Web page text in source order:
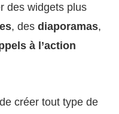
des widgets plus
, des diaporamas,
à l’action
créer tout type de